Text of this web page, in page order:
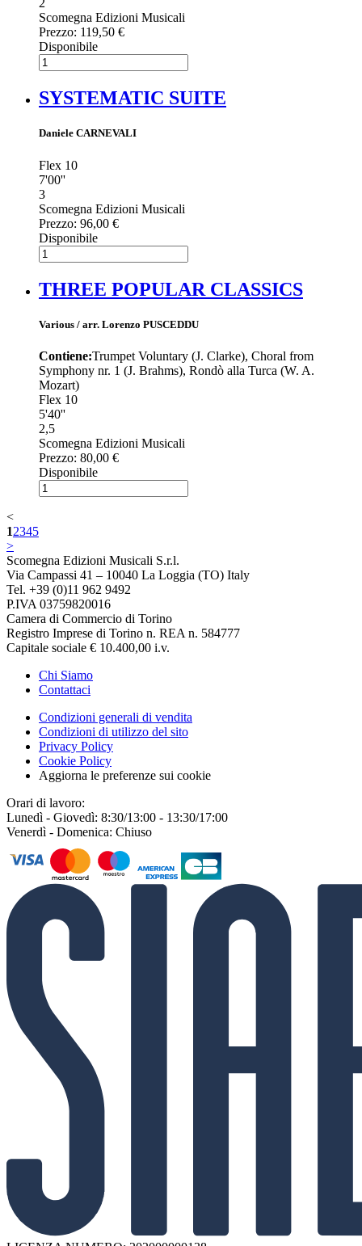
2
Scomegna Edizioni Musicali
Prezzo: 119,50 €
Disponibile
SYSTEMATIC SUITE
Daniele CARNEVALI
Flex 10
7'00''
3
Scomegna Edizioni Musicali
Prezzo: 96,00 €
Disponibile
THREE POPULAR CLASSICS
Various / arr. Lorenzo PUSCEDDU
Contiene:Trumpet Voluntary (J. Clarke), Choral from
Symphony nr. 1 (J. Brahms), Rondò alla Turca (W. A.
Mozart)
Flex 10
5'40''
2,5
Scomegna Edizioni Musicali
Prezzo: 80,00 €
Disponibile
<
12345
>
Scomegna Edizioni Musicali S.r.l.
Via Campassi 41 – 10040 La Loggia (TO) Italy
Tel. +39 (0)11 962 9492
P.IVA 03759820016
Camera di Commercio di Torino
Registro Imprese di Torino n. REA n. 584777
Capitale sociale € 10.400,00 i.v.
Chi Siamo
Contattaci
Condizioni generali di vendita
Condizioni di utilizzo del sito
Privacy Policy
Cookie Policy
Aggiorna le preferenze sui cookie
Orari di lavoro:
Lunedì - Giovedì: 8:30/13:00 - 13:30/17:00
Venerdì - Domenica: Chiuso